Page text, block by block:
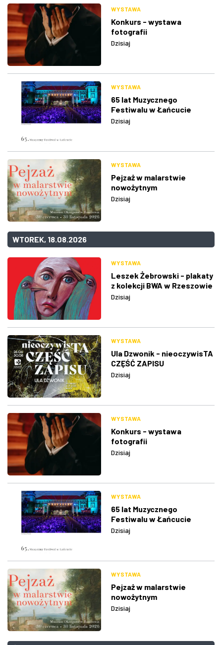
WYSTAWA
Konkurs - wystawa
fotografii
Dzisiaj
WYSTAWA
65 lat Muzycznego
Festiwalu w Łańcucie
Dzisiaj
WYSTAWA
Pejzaż w malarstwie
nowożytnym
Dzisiaj
WTOREK, 18.08.2026
WYSTAWA
Leszek Żebrowski - plakaty
z kolekcji BWA w Rzeszowie
Dzisiaj
WYSTAWA
Ula Dzwonik - nieoczywisTA
CZĘŚĆ ZAPISU
Dzisiaj
WYSTAWA
Konkurs - wystawa
fotografii
Dzisiaj
WYSTAWA
65 lat Muzycznego
Festiwalu w Łańcucie
Dzisiaj
WYSTAWA
Pejzaż w malarstwie
nowożytnym
Dzisiaj